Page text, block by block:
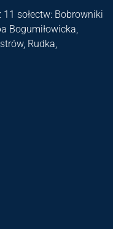
11 sołectw: Bobrowniki
Bogumiłowicka,
Rudka,